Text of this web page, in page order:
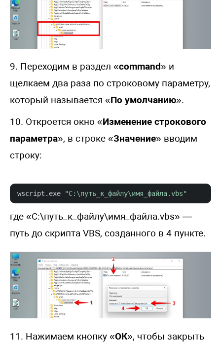
9. Переходим в раздел «command» и
щелкаем два раза по строковому параметру,
который называется «По умолчанию».
10. Откроется окно «Изменение строкового
параметра», в строке «Значение» вводим
строку:
wscript. exe "C:\путь_к_файлу\имя_файла.vbs"
где «C:\путь_к_файлу\имя_файла.vbs» —
путь до скрипта VBS, созданного в 4 пункте.
11. Нажимаем кнопку «ОК», чтобы закрыть